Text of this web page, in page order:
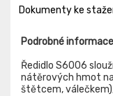
Dokumenty ke
Podrobné
Ředidlo S6006
nátěrových hmot
štětcem,